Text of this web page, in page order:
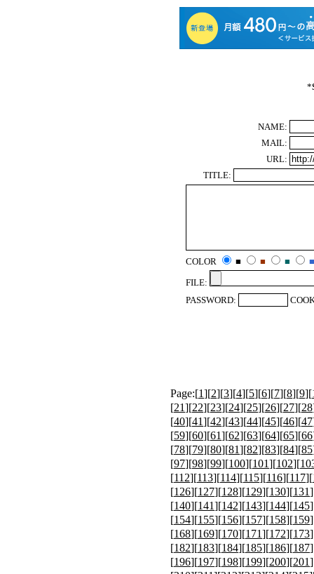
*
NAME:
MAIL:
URL:
TITLE:
COLOR ■ ■ ■
■
FILE:
PASSWORD:
Page:[1][2][3][4][5][6][7][8][9][
[21][22][23][24][25][26][27][28
[40][41][42][43][44][45][46][47
[59][60][61][62][63][64][65][66
[78][79][80][81][82][83][84][85
[97][98][99][100][101][102][
[112][113][114][115][116][117][
[126][127][128][129][130][131
[140][141][142][143][144][145
[154][155][156][157][158][159
[168][169][170][171][172][173
[182][183][184][185][186][187
[196][197][198][199][200][201